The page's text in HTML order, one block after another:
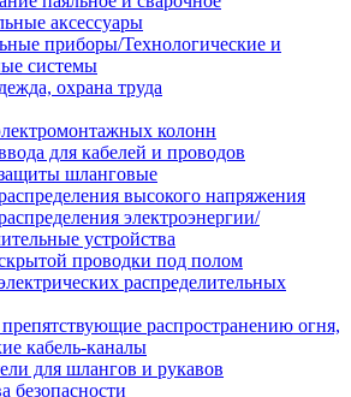
аксессуары
приборы/Технологические и
системы
охрана труда
колонн
для кабелей и проводов
шланговые
высокого напряжения
электроэнергии/
устройства
проводки под полом
распределительных
распространению огня,
кабель-каналы
для шлангов и рукавов
безопасности